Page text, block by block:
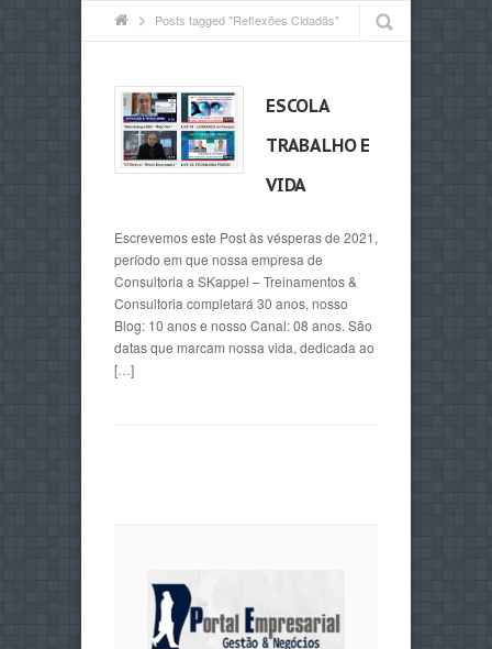
Posts tagged "Reflexões Cidadãs"
ESCOLA
TRABALHO E
VIDA
Escrevemos este Post às vésperas de 2021,
período em que nossa empresa de
Consultoria a SKappel – Treinamentos &
Consultoria completará 30 anos, nosso
Blog: 10 anos e nosso Canal: 08 anos. São
datas que marcam nossa vida, dedicada ao
[…]